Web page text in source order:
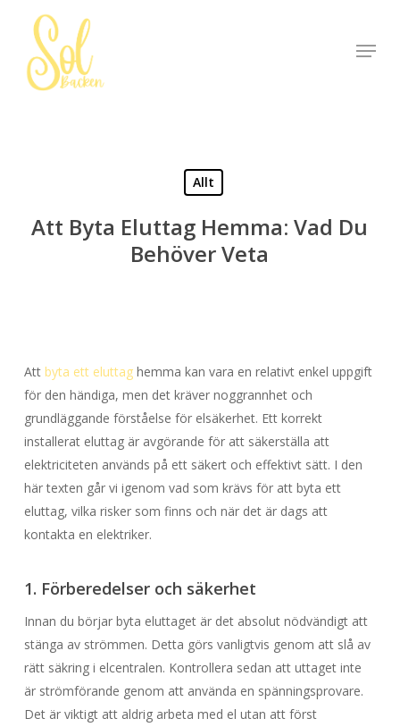
content
Menu
Allt
Att Byta Eluttag Hemma: Vad Du
Behöver Veta
Attbyta ett eluttaghemma kan vara en relativt enkel uppgift
för den händiga, men det kräver noggrannhet och
grundläggande förståelse för elsäkerhet. Ett korrekt
installerat eluttag är avgörande för att säkerställa att
elektriciteten används på ett säkert och effektivt sätt. I den
här texten går vi igenom vad som krävs för att byta ett
eluttag, vilka risker som finns och när det är dags att
kontakta en elektriker.
1. Förberedelser och säkerhet
Innan du börjar byta eluttaget är det absolut nödvändigt att
stänga av strömmen. Detta görs vanligtvis genom att slå av
rätt säkring i elcentralen. Kontrollera sedan att uttaget inte
är strömförande genom att använda en spänningsprovare.
Det är viktigt att aldrig arbeta med el utan att först
Close